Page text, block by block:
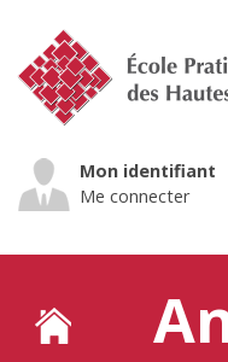
navigation
Mon identifiant
Me connecter